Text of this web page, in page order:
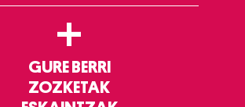
+
GURE BERRI
ZOZKETAK